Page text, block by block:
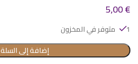
5,00€
1 متوفر في المخزون
إضافة إلى السلة